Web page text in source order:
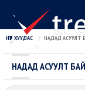
НҮҮР ХУУДАС НАДАД АСУУЛТ
НАДАД АСУУЛТ